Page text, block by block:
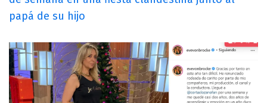
papá de su hijo